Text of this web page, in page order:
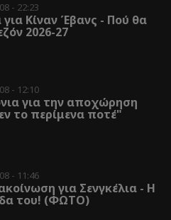
- 22:23
για Κίναν Έβανς - Πού θα
2026-27
- 12:10
για την αποχώρηση
το περίμενα ποτέ"
- 11:46
για Σενγκέλια - Η
του! (ΦΩΤΟ)